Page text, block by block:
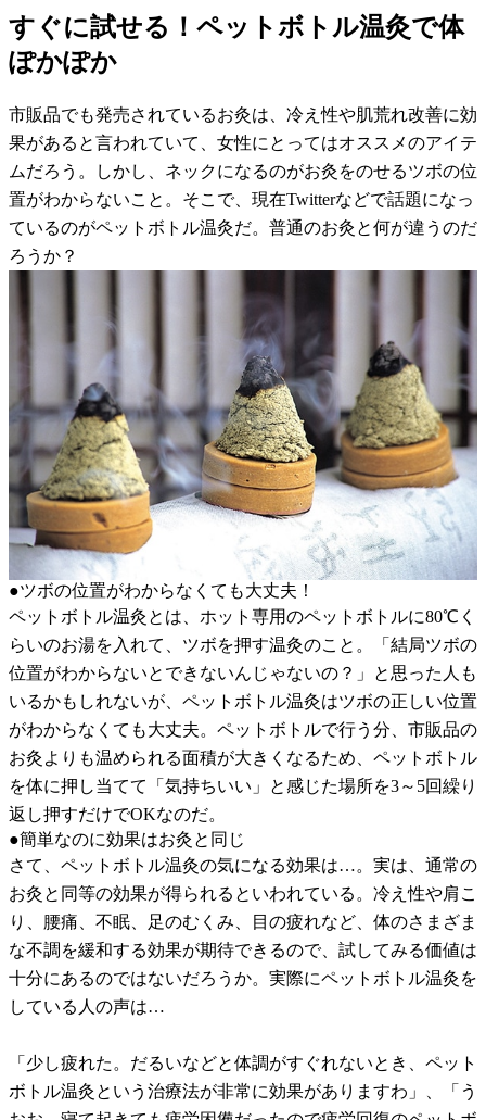
すぐに試せる！ペットボトル温灸で体
ぽかぽか
市販品でも発売されているお灸は、冷え性や肌荒れ改善に効
果があると言われていて、女性にとってはオススメのアイテ
ムだろう。しかし、ネックになるのがお灸をのせるツボの位
置がわからないこと。そこで、現在Twitterなどで話題になっ
ているのがペットボトル温灸だ。普通のお灸と何が違うのだ
ろうか？
●ツボの位置がわからなくても大丈夫！
ペットボトル温灸とは、ホット専用のペットボトルに80℃く
らいのお湯を入れて、ツボを押す温灸のこと。「結局ツボの
位置がわからないとできないんじゃないの？」と思った人も
いるかもしれないが、ペットボトル温灸はツボの正しい位置
がわからなくても大丈夫。ペットボトルで行う分、市販品の
お灸よりも温められる面積が大きくなるため、ペットボトル
を体に押し当てて「気持ちいい」と感じた場所を3～5回繰り
返し押すだけでOKなのだ。
●簡単なのに効果はお灸と同じ
さて、ペットボトル温灸の気になる効果は…。実は、通常の
お灸と同等の効果が得られるといわれている。冷え性や肩こ
り、腰痛、不眠、足のむくみ、目の疲れなど、体のさまざま
な不調を緩和する効果が期待できるので、試してみる価値は
十分にあるのではないだろうか。実際にペットボトル温灸を
している人の声は…
「少し疲れた。だるいなどと体調がすぐれないとき、ペット
ボトル温灸という治療法が非常に効果がありますわ」、「う